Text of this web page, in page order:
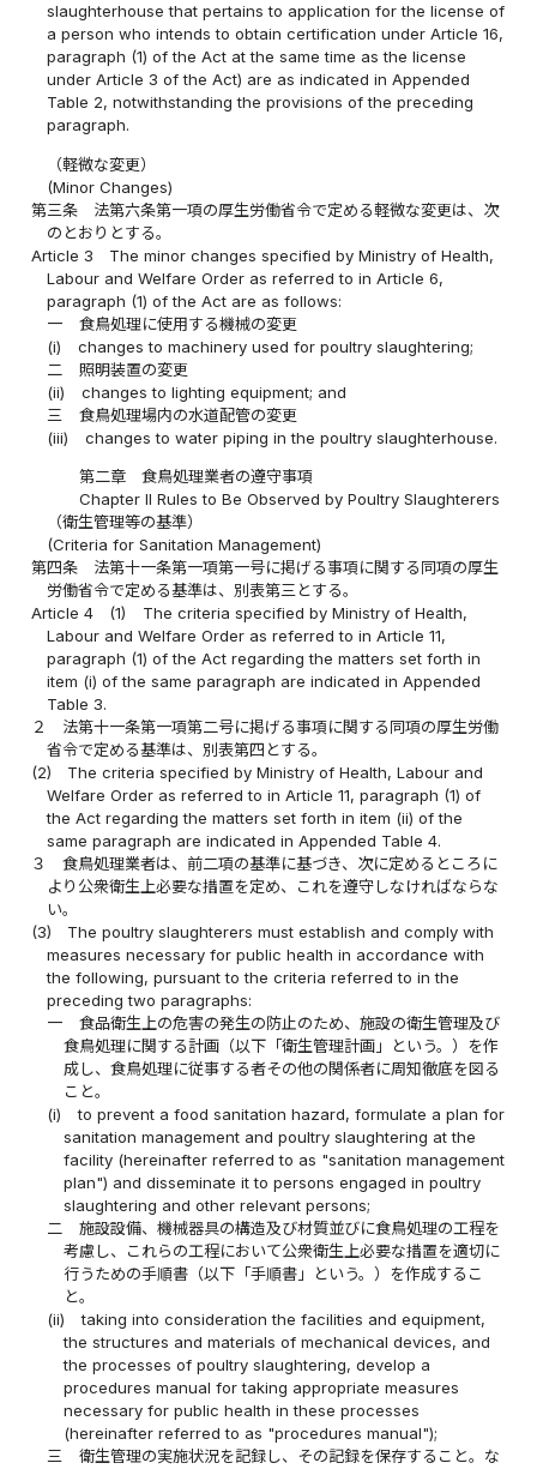
slaughterhouse that pertains to application for the license of
a person who intends to obtain certification under Article 16,
paragraph (1) of the Act at the same time as the license
under Article 3 of the Act) are as indicated in Appended
Table 2, notwithstanding the provisions of the preceding
paragraph.
（軽微な変更）
(Minor Changes)
第三条
法第六条第一項の厚生労働省令で定める軽微な変更は、次
のとおりとする。
Article 3
The minor changes specified by Ministry of Health,
Labour and Welfare Order as referred to in Article 6,
paragraph (1) of the Act are as follows:
一
食鳥処理に使用する機械の変更
(i)
changes to machinery used for poultry slaughtering;
二
照明装置の変更
(ii)
changes to lighting equipment; and
三
食鳥処理場内の水道配管の変更
(iii)
changes to water piping in the poultry slaughterhouse.
第二章 食鳥処理業者の遵守事項
Chapter II Rules to Be Observed by Poultry Slaughterers
（衛生管理等の基準）
(Criteria for Sanitation Management)
第四条
法第十一条第一項第一号に掲げる事項に関する同項の厚生
労働省令で定める基準は、別表第三とする。
Article 4
(1)
The criteria specified by Ministry of Health,
Labour and Welfare Order as referred to in Article 11,
paragraph (1) of the Act regarding the matters set forth in
item (i) of the same paragraph are indicated in Appended
Table 3.
２
法第十一条第一項第二号に掲げる事項に関する同項の厚生労働
省令で定める基準は、別表第四とする。
(2)
The criteria specified by Ministry of Health, Labour and
Welfare Order as referred to in Article 11, paragraph (1) of
the Act regarding the matters set forth in item (ii) of the
same paragraph are indicated in Appended Table 4.
３
食鳥処理業者は、前二項の基準に基づき、次に定めるところに
より公衆衛生上必要な措置を定め、これを遵守しなければならな
い。
(3)
The poultry slaughterers must establish and comply with
measures necessary for public health in accordance with
the following, pursuant to the criteria referred to in the
preceding two paragraphs:
一
食品衛生上の危害の発生の防止のため、施設の衛生管理及び
食鳥処理に関する計画（以下「衛生管理計画」という。）を作
成し、食鳥処理に従事する者その他の関係者に周知徹底を図る
こと。
(i)
to prevent a food sanitation hazard, formulate a plan for
sanitation management and poultry slaughtering at the
facility (hereinafter referred to as "sanitation management
plan") and disseminate it to persons engaged in poultry
slaughtering and other relevant persons;
二
施設設備、機械器具の構造及び材質並びに食鳥処理の工程を
考慮し、これらの工程において公衆衛生上必要な措置を適切に
行うための手順書（以下「手順書」という。）を作成するこ
と。
(ii)
taking into consideration the facilities and equipment,
the structures and materials of mechanical devices, and
the processes of poultry slaughtering, develop a
procedures manual for taking appropriate measures
necessary for public health in these processes
(hereinafter referred to as "procedures manual");
三
衛生管理の実施状況を記録し、その記録を保存すること。な